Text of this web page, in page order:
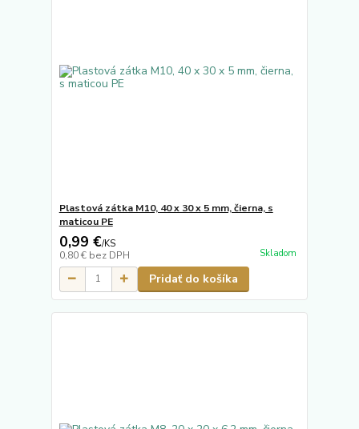
Plastová zátka M10, 40 x 30 x 5 mm, čierna, s
maticou PE
0,99 €/KS
0,80 € bez DPH Skladom
Pridať do košíka